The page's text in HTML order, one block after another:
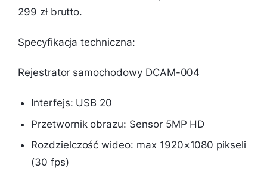
299 zł brutto.
Specyfikacja techniczna:
Rejestrator samochodowy DCAM-004
Interfejs: USB 20
Przetwornik obrazu: Sensor 5MP HD
Rozdzielczość wideo: max 1920×1080 pikseli
(30 fps)